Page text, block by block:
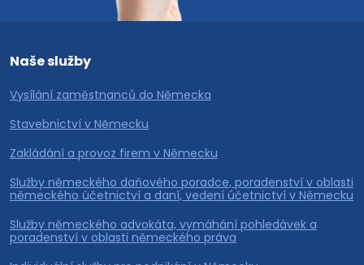
Naše služby
Vysílání zaměstnanců do Německa
Stavebnictví v Německu
Zakládání a provoz firem v Německu
Služby německého daňového poradce, poradenství v oblasti
německého účetnictví a daní, vedení účetnictví v Německu
Služby německého advokáta, vymáhání pohledávek a
poradenství v oblasti německého práva